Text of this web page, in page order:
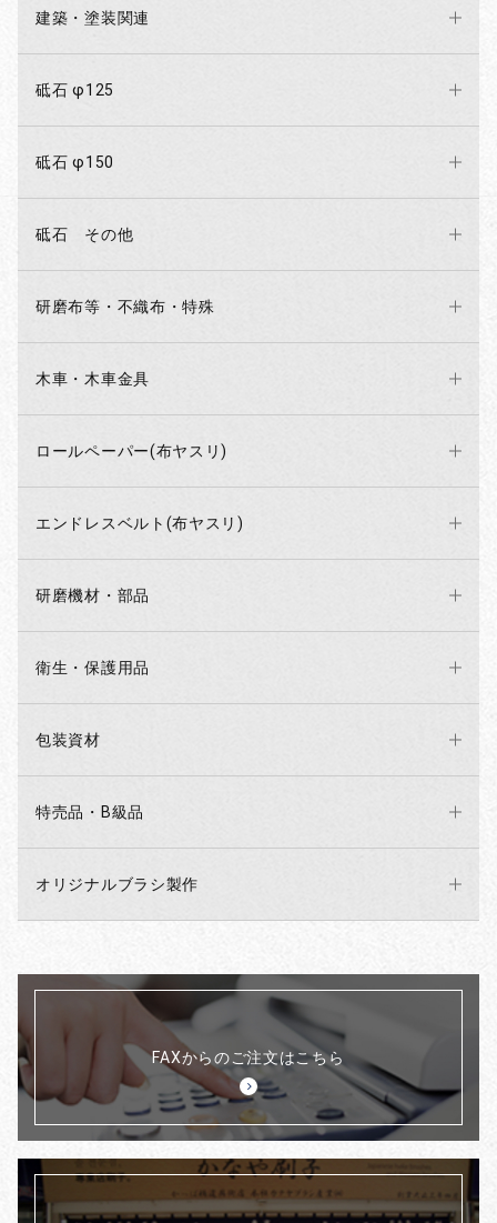
建築・塗装関連
砥石 φ125
砥石 φ150
砥石 その他
研磨布等・不織布・特殊
木車・木車金具
ロールペーパー(布ヤスリ)
エンドレスベルト(布ヤスリ)
研磨機材・部品
衛生・保護用品
包装資材
特売品・B級品
オリジナルブラシ製作
FAXからのご注文はこちら